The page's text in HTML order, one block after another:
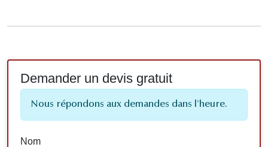
Demander un devis gratuit
Nous répondons aux demandes dans l'heure.
Nom